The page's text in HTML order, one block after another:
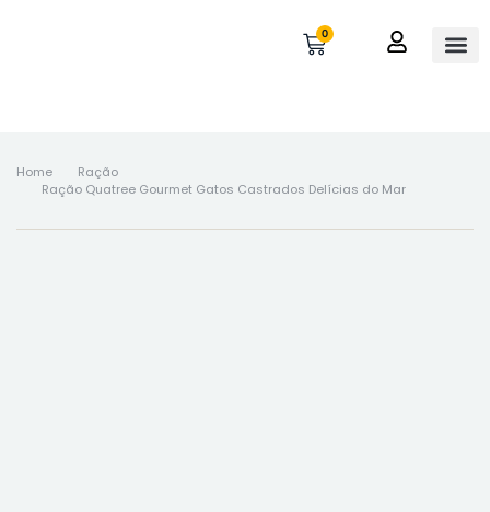
0
Home
Ração
Ração Quatree Gourmet Gatos Castrados Delícias do Mar